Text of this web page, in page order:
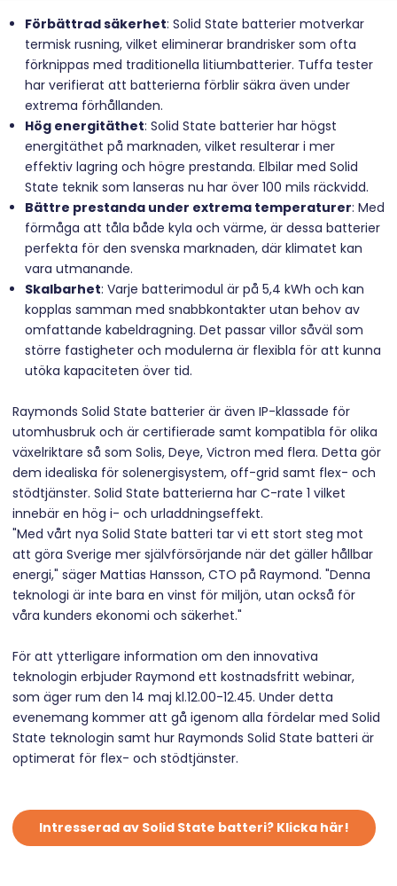
Förbättrad säkerhet: Solid State batterier motverkar
termisk rusning, vilket eliminerar brandrisker som ofta
förknippas med traditionella litiumbatterier. Tuffa tester
har verifierat att batterierna förblir säkra även under
extrema förhållanden.
Hög energitäthet: Solid State batterier har högst
energitäthet på marknaden, vilket resulterar i mer
effektiv lagring och högre prestanda. Elbilar med Solid
State teknik som lanseras nu har över 100 mils räckvidd.
Bättre prestanda under extrema temperaturer: Med
förmåga att tåla både kyla och värme, är dessa batterier
perfekta för den svenska marknaden, där klimatet kan
vara utmanande.
Skalbarhet: Varje batterimodul är på 5,4 kWh och kan
kopplas samman med snabbkontakter utan behov av
omfattande kabeldragning. Det passar villor såväl som
större fastigheter och modulerna är flexibla för att kunna
utöka kapaciteten över tid.
Raymonds Solid State batterier är även IP-klassade för
utomhusbruk och är certifierade samt kompatibla för olika
växelriktare så som Solis, Deye, Victron med flera. Detta gör
dem idealiska för solenergisystem, off-grid samt flex- och
stödtjänster. Solid State batterierna har C-rate 1 vilket
innebär en hög i- och urladdningseffekt.
"Med vårt nya Solid State batteri tar vi ett stort steg mot
att göra Sverige mer självförsörjande när det gäller hållbar
energi," säger Mattias Hansson, CTO på Raymond. "Denna
teknologi är inte bara en vinst för miljön, utan också för
våra kunders ekonomi och säkerhet."
För att ytterligare information om den innovativa
teknologin erbjuder Raymond ett kostnadsfritt webinar,
som äger rum den 14 maj kl.12.00-12.45. Under detta
evenemang kommer att gå igenom alla fördelar med Solid
State teknologin samt hur Raymonds Solid State batteri är
optimerat för flex- och stödtjänster.
Intresserad av Solid State batteri? Klicka här!